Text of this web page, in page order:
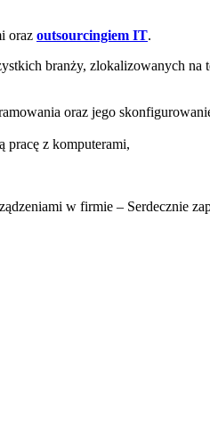
oraz outsourcingiem IT.
branży, zlokalizowanych
oraz jego
pracę z komputerami,
w firmie – Serdecznie